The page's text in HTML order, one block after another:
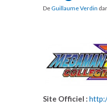
DeGuillaume Verdin
Site Officiel :